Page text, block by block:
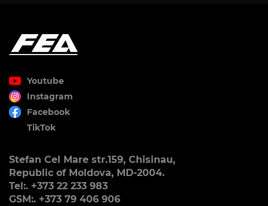
Youtube
Instagram
Facebook
TikTok
Stefan Cel Mare str.159, Chisinau,
Republic of Moldova, MD-2004.
Tel:. +373 22 233 983
GSM:. +373 79 406 906